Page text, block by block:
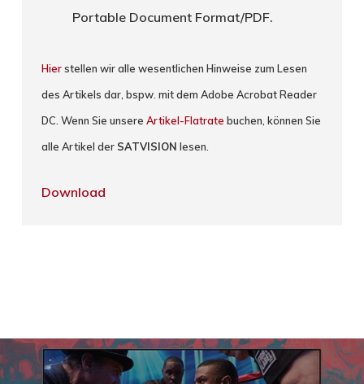
Portable Document Format/PDF.
Hierstellen wir alle wesentlichen Hinweise zum Lesen
des Artikels dar, bspw. mit dem Adobe Acrobat Reader
DC. Wenn Sie unsereArtikel-Flatrate buchen, können Sie
alle Artikel der SATVISION lesen.
Download